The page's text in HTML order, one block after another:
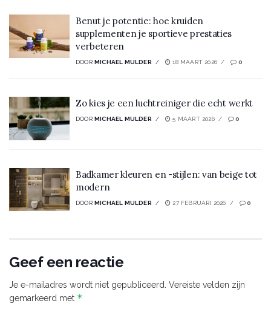
Benut je potentie: hoe kruiden
supplementen je sportieve prestaties
verbeteren
DOOR MICHAEL MULDER 18 MAART 2026 0
Zo kies je een luchtreiniger die echt werkt
DOOR MICHAEL MULDER 5 MAART 2026 0
Badkamer kleuren en -stijlen: van beige tot
modern
DOOR MICHAEL MULDER 27 FEBRUARI 2026 0
Geef een reactie
Je e-mailadres wordt niet gepubliceerd. Vereiste velden zijn
gemarkeerd met *